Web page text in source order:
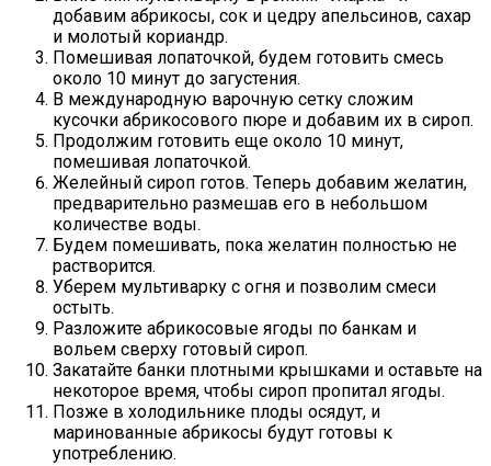
добавим абрикосы, сок и цедру апельсинов, сахар
и молотый кориандр.
Помешивая лопаточкой, будем готовить смесь
около 10 минут до загустения.
В международную варочную сетку сложим
кусочки абрикосового пюре и добавим их в сироп.
Продолжим готовить еще около 10 минут,
помешивая лопаточкой.
Желейный сироп готов. Теперь добавим желатин,
предварительно размешав его в небольшом
количестве воды.
Будем помешивать, пока желатин полностью не
растворится.
Уберем мультиварку с огня и позволим смеси
остыть.
Разложите абрикосовые ягоды по банкам и
вольем сверху готовый сироп.
Закатайте банки плотными крышками и оставьте на
некоторое время, чтобы сироп пропитал ягоды.
Позже в холодильнике плоды осядут, и
маринованные абрикосы будут готовы к
употреблению.